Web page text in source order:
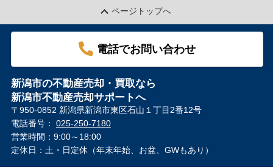
ページトップへ
電話でお問い合わせ
新潟市の不動産売却・買取なら
新潟市不動産売却サポートへ
〒950-0852 新潟県新潟市東区石山１丁目2番12号
電話番号： 025-250-7180
営業時間：9:00～18:00
定休日：土・日定休（年末年始、お盆、GWもあり）